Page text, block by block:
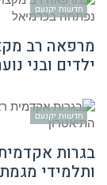
חדשות יקנעם
מרפאה רב
ילדים ובני
חדשות יקנעם
בגרות
ותלמידי